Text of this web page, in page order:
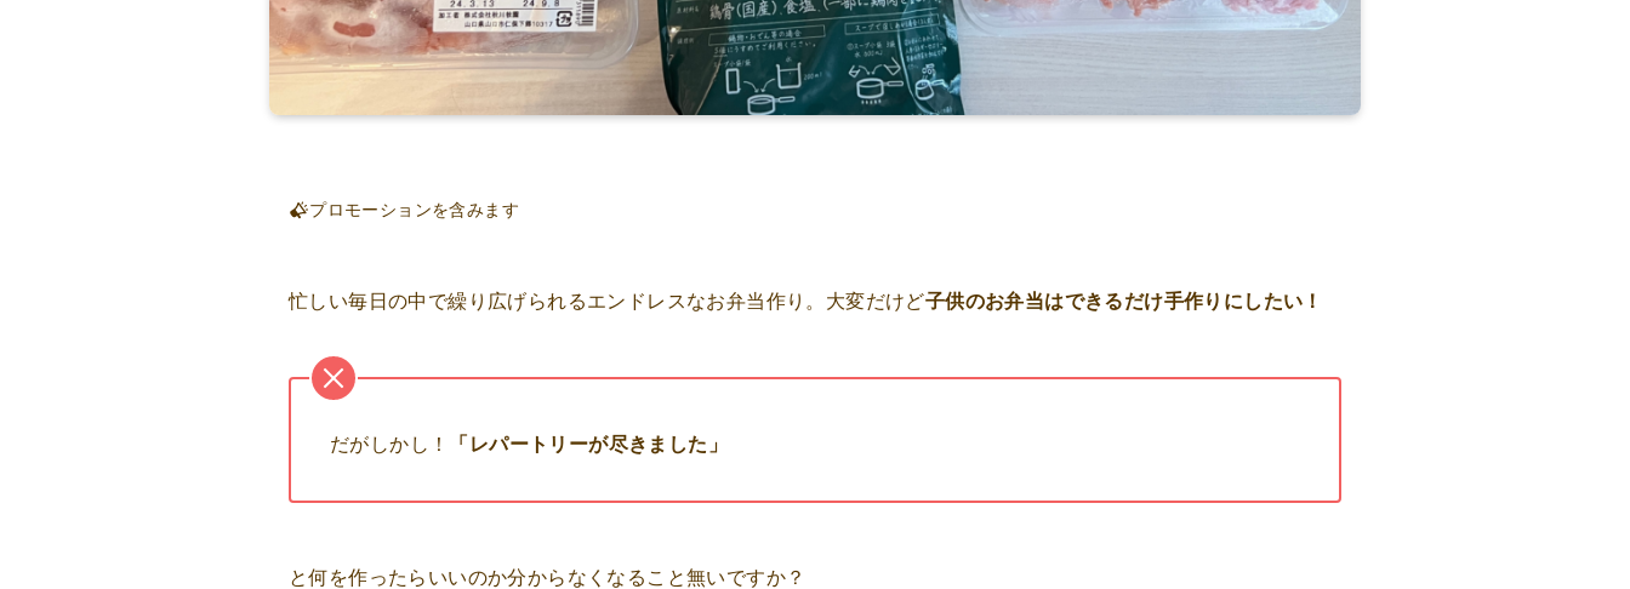
プロモーションを含みます
忙しい毎日の中で繰り広げられるエンドレスなお弁当作り。大変だけど子供のお弁当はできるだけ手作りにしたい！
だがしかし！ 「レパートリーが尽きました」
と何を作ったらいいのか分からなくなること無いですか？